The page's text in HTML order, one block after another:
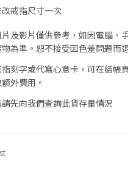
戒指尺寸一次
及影片僅供參考，如因電腦、
為準。恕不接受因色差問題而
刻字或代寫心意卡，可在結帳
外費用。
先向我們查詢此貨存量情況